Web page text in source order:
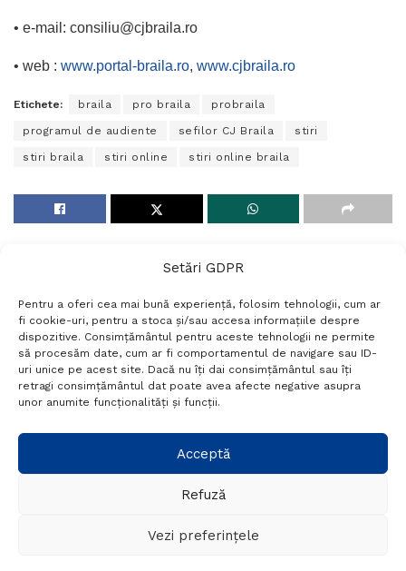
Setări GDPR
Pentru a oferi cea mai bună experiență, folosim tehnologii, cum ar
fi cookie-uri, pentru a stoca și/sau accesa informațiile despre
dispozitive. Consimțământul pentru aceste tehnologii ne permite
să procesăm date, cum ar fi comportamentul de navigare sau ID-
uri unice pe acest site. Dacă nu îți dai consimțământul sau îți
retragi consimțământul dat poate avea afecte negative asupra
unor anumite funcționalități și funcții.
Acceptă
Refuză
Vezi preferințele
• e-mail: consiliu@cjbraila.ro
• web : www.portal-braila.ro, www.cjbraila.ro
Etichete: braila pro braila probraila
programul de audiente sefilor CJ Braila stiri
stiri braila stiri online stiri online braila
Termeni si conditii
Politică de confidențialitate
Politica cookies
Setări GDPR
+40 788 760 194